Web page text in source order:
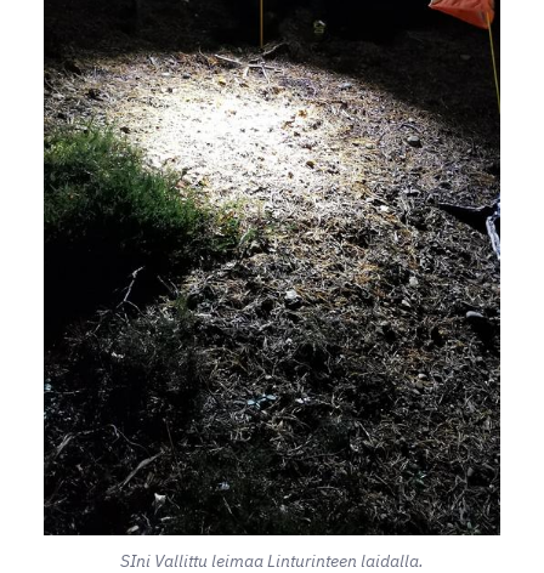
SIni Vallittu leimaa Linturinteen laidalla.